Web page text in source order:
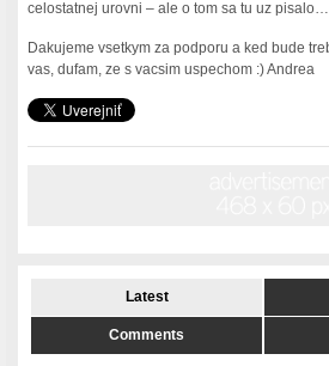
celostatnej urovni – ale o tom sa tu uz pisalo…
Dakujeme vsetkym za podporu a ked bude
vas, dufam, ze s vacsim uspechom :) Andrea
Latest
Comments